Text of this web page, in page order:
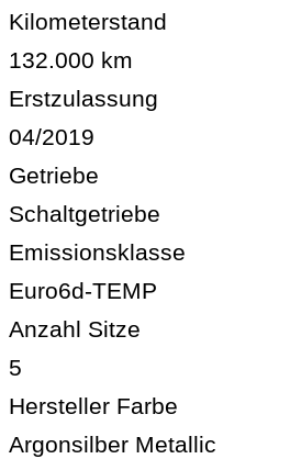
Kilometerstand
132.000 km
Erstzulassung
04/2019
Getriebe
Schaltgetriebe
Emissionsklasse
Euro6d-TEMP
Anzahl Sitze
5
Hersteller Farbe
Argonsilber Metallic